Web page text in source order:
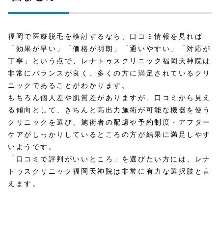
福岡で医療脱毛を検討するなら、口コミ情報を見れば
「効果が早い」「価格が明朗」「通いやすい」「対応が
丁寧」という点で、レナトゥスクリニック福岡天神院は
非常にバランスが良く、多くの方に満足されているクリ
ニックであることがわかります。
もちろん個人差や肌質差がありますが、口コミから見え
る傾向として、きちんと高出力施術が可能な機器を使う
クリニックを選び、施術者の配慮や予約制度・アフター
ケアがしっかりしているところの方が結果に満足しやす
いようです。
「口コミで評判がいいところ」を選びたい方には、レナ
トゥスクリニック福岡天神院は非常に有力な選択肢と言
えます。